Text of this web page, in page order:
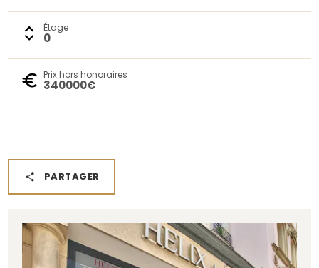
Étage
0
Prix hors honoraires
340000€
PARTAGER